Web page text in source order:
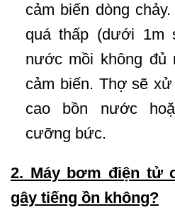
cảm biến dòng
quá thấp (dưới 1m
nước mồi không đủ
cảm biến. Thợ sẽ
cao bồn nước
cưỡng bức.
2. Máy bơm điện tử
gây tiếng ồn không?